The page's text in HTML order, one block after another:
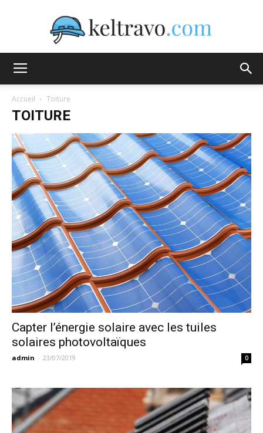
Accueil Toiture
TOITURE
Capter l’énergie solaire avec les tuiles
solaires photovoltaïques
admin - 23/07/2019 0